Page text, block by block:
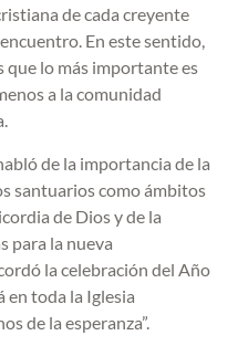
de cada creyente
En este sentido,
que lo más importante es
a la comunidad
de la importancia de la
santuarios como ámbitos
de Dios y de la
para la nueva
la celebración del Año
en toda la Iglesia
de la esperanza”.